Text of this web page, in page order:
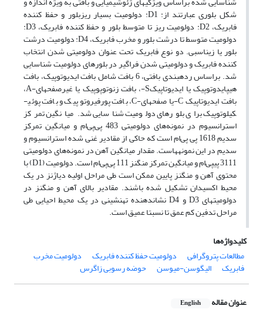
شکل بلوری عبارتند از: D1: دولومیت بسیار ریزبلور و حفظ کننده
فابریک، D2: دولومیت ریز تا متوسط بلور و حفظ کننده فابریک، D3:
دولومیت متوسط تا درشت بلور و مخرب فابریک، D4: دولومیت درشت
بلور یا زین­اسبی. دو نوع فابریک تحت عنوان دولومیتی شدن انتخاب
کننده فابریک و دولومیتی شدن فراگیر در بلورهای دولومیت شناسایی
شد. براساس رده­بندی بافتی، 6 بافت شامل بافت ایدیوتوپیک، بافت
هیپ­ایدوتوپیک یا ایدیوتاپیکS-، بافت زنوتوپوپیک یا غیرصفحه­ای-A،
بافت ایدیوتاپیک C-یا صفحه­ای-C، بافت پورفیروتوپیک و بافت پوئی­
کیلوتوپیک برای بلورهای دولومیت شناسایی شد. میانگین تمرکز
استرانسیوم در نمونه‌های دولومیتی 483 پی‌پی‌ام و میانگین تمرکز
سدیم 1618 پی پی‌ام است که حاکی از مقادیر غنی شده استرانسیوم و
سدیم در این نمونه­هاست. مقدار میانگین آهن در نمونه‌های دولومیتی
3111 پی­پی‌ام و میانگین تمرکز منگنز 111 پی‌پی‌ام است. دولومیت­ (D1) با
محتوی آهن و منگنز پایین ممکن است طی مراحل اولیه دیاژنز در یک
محیط اکسیدان تشکیل شده باشند. مقادیر بالای آهن و منگنز در
دولومیت­های D3 و D4 نشان­دهنده ته­نشینی در یک محیط احیایی طی
مراحل تدفین کم عمق تا نسبتا عمیق است.
کلیدواژه‌ها
مطالعات پتروگرافی
دولومیت حفظ کننده فابریک دولومیت مخرب
فابریک الیگوسن-میوسن حوضه رسوبی زاگرس
عنوان مقاله English